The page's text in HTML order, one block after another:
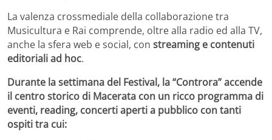
La valenza crossmediale della collaborazione tra
Musicultura e Rai comprende, oltre alla radio ed alla TV,
anche la sfera web e social, con streaming e contenuti
editoriali ad hoc.
Durante la settimana del Festival, la “Controra” accende
il centro storico di Macerata con un ricco programma di
eventi, reading, concerti aperti a pubblico con tanti
ospiti tra cui: